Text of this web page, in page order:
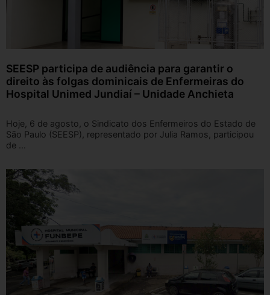
SEESP participa de audiência para garantir o
direito às folgas dominicais de Enfermeiras do
Hospital Unimed Jundiaí – Unidade Anchieta
Hoje, 6 de agosto, o Sindicato dos Enfermeiros do Estado de
São Paulo (SEESP), representado por Julia Ramos, participou
de ...